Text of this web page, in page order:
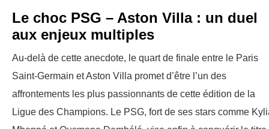
Le choc PSG – Aston Villa : un duel
aux enjeux multiples
Au-delà de cette anecdote, le quart de finale entre le Paris
Saint-Germain et Aston Villa promet d’être l’un des
affrontements les plus passionnants de cette édition de la
Ligue des Champions. Le PSG, fort de ses stars comme